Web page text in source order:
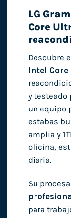
LG
Core
Descubre
Intel
y testeado
un equipo
estabas
amplia y
oficina,
diaria.
Su
para